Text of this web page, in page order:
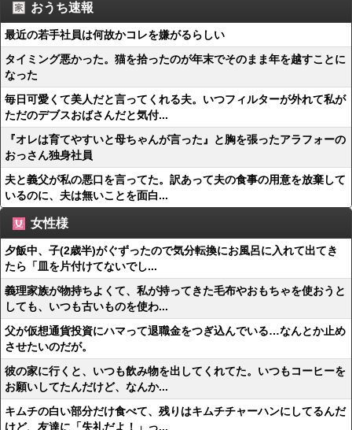
おうち速報
最近の若手社員は何故かコレを嫌がるらしい
タイミング悪かった。猫を拾ったのが年末でそのまま年を越すことに
なった
毎日可愛くて美人だと言ってくれる夫。いつフィルターが外れて私が
ただのデブスおばさんだと気付...
『オレは育てやすいと母ちゃんが言った』と胸を張ったアラフォーの
おっさん独身社員
夫と義父が私の悪口を言ってた。訳あって夫の食事の用意を放棄して
いるのに、夫は無いことを面白...
女性様
夕飯中、子(2歳半)がぐずったので気分転換にお風呂に入れて出てき
たら「皿を片付けてないでし...
義理家族が物持ちよくて、私が持ってきた毛布やおもちゃを使おうと
しても、いつも古いものを使わ...
父が仮想通貨投資にハマって退職金をつぎ込んでいる…なんとか止め
させたいのだが。
彼の家に行くと、いつも飲み物を出してくれてた。いつもコーヒーを
お願いしてたんだけど、なんか...
キムチの白い部分だけ食べて、残りはキムチチャーハンにしてるんだ
けど、友達に「失礼だよ！」っ...